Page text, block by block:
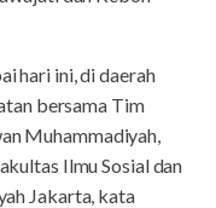
hari ini, di daerah
bersama Tim
Muhammadiyah,
Ilmu Sosial dan
Jakarta, kata